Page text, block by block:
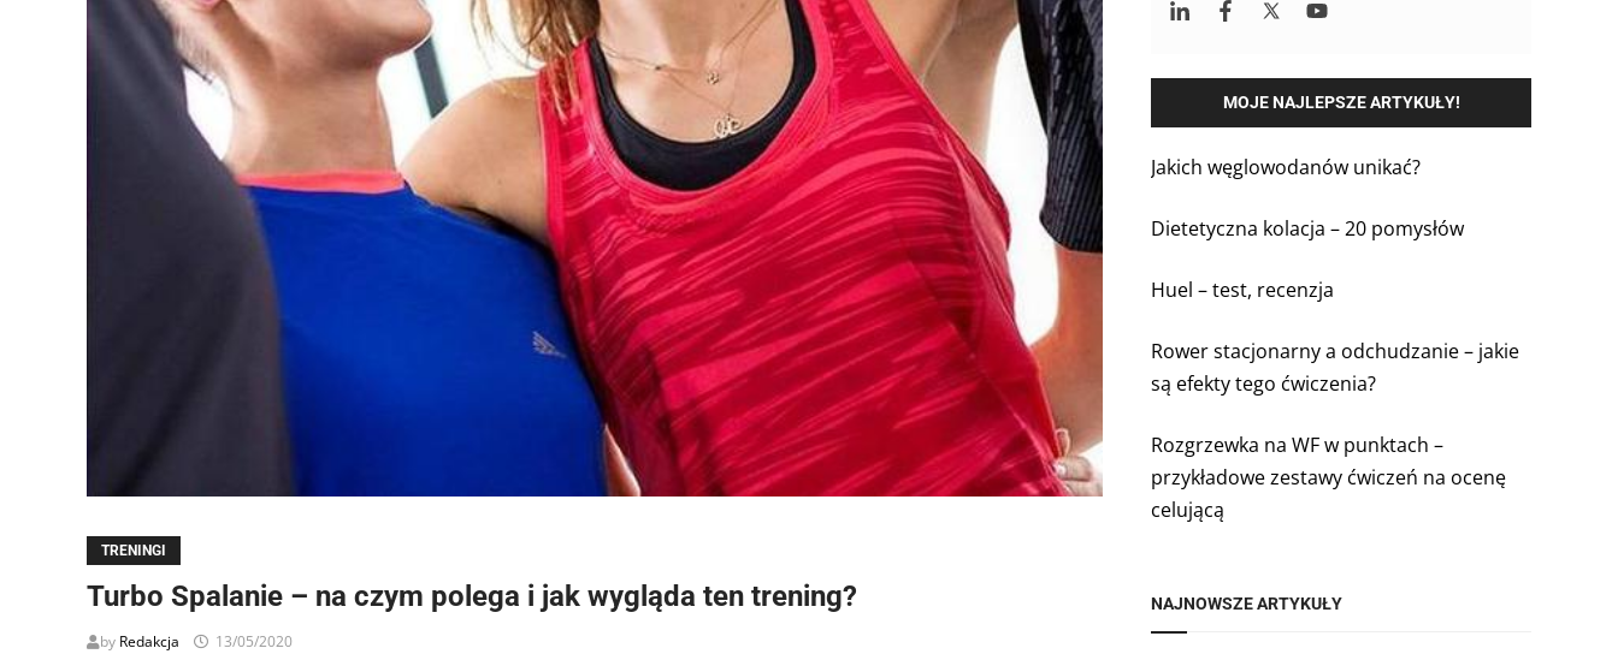
TRENINGI
Turbo Spalanie – na czym polega i jak wygląda ten trening?
by Redakcja 13/05/2020
MOJE NAJLEPSZE ARTYKUŁY!
Jakich węglowodanów unikać?
Dietetyczna kolacja – 20 pomysłów
Huel – test, recenzja
Rower stacjonarny a odchudzanie – jakie
są efekty tego ćwiczenia?
Rozgrzewka na WF w punktach –
przykładowe zestawy ćwiczeń na ocenę
celującą
NAJNOWSZE ARTYKUŁY